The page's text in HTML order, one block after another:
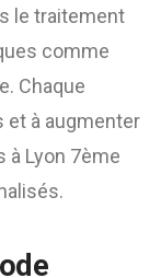
le traitement
comme
Chaque
et à augmenter
à Lyon 7ème